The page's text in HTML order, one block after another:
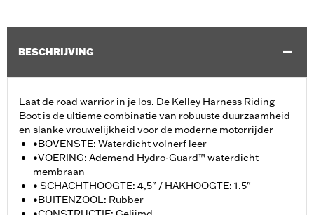
BESCHRIJVING
Laat de road warrior in je los. De Kelley Harness Riding
Boot is de ultieme combinatie van robuuste duurzaamheid
en slanke vrouwelijkheid voor de moderne motorrijder
•BOVENSTE: Waterdicht volnerf leer
•VOERING: Ademend Hydro-Guard™ waterdicht
membraan
• SCHACHTHOOGTE: 4,5" / HAKHOOGTE: 1.5"
•BUITENZOOL: Rubber